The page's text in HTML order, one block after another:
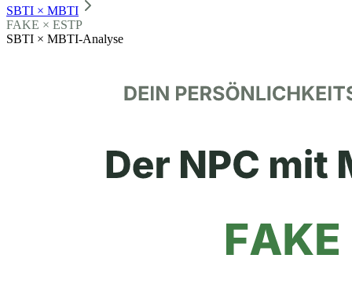
SBTI × MBTI
FAKE × ESTP
SBTI × MBTI-Analyse